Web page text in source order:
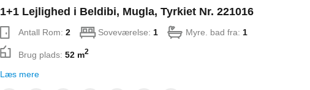
1+1 Lejlighed i Beldibi, Mugla, Tyrkiet Nr. 221016
Antall Rom: 2 Soveværelse: 1 Myre. bad fra: 1
Brug plads: 52 m2
Læs mere